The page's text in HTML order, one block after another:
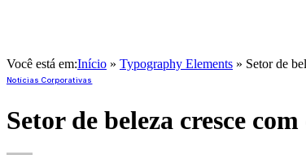
Você está em:Início » Typography Elements » Setor de
Notícias Corporativas
Setor de beleza cresce